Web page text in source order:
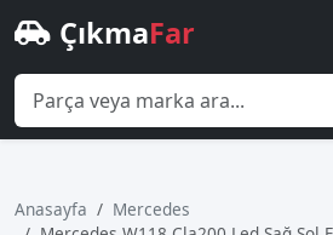
ÇıkmaFar
Anasayfa
Mercedes